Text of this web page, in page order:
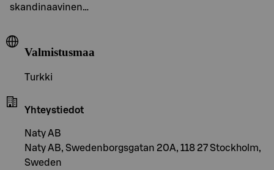
skandinaavinen…
Valmistusmaa
Turkki
Yhteystiedot
Naty AB
Naty AB, Swedenborgsgatan 20A, 118 27 Stockholm,
Sweden